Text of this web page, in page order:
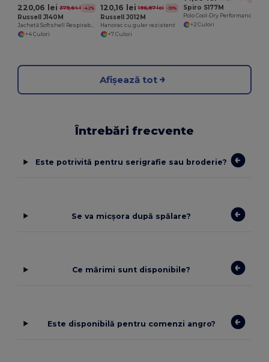
220,06 lei 379,64 lei-42%
Russell J140M
Jachetă Softshell Respirabilă și Rezistentă la Apă
+4 Culori
120,16 lei 196,87 lei -39%
Russell J012M
Hanorac cu guler rezistent
+7 Culori
Spiro S177M
+2 Culori
Afișează tot
Întrebări frecvente
Este potrivită pentru serigrafie sau broderie?
Se va micșora după spălare?
Ce mărimi sunt disponibile?
Este disponibilă pentru comenzi angro?